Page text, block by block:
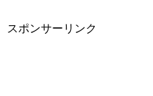
スポンサーリンク